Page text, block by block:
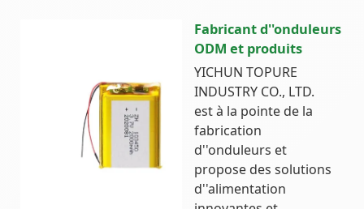
Fabricant d''onduleurs
ODM et produits
YICHUN TOPURE
INDUSTRY CO., LTD.
est à la pointe de la
fabrication
d''onduleurs et
propose des solutions
d''alimentation